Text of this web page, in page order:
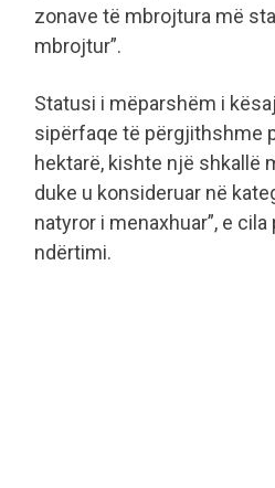
zonave të mbrojtura më
mbrojtur”.
Statusi i mëparshëm i
sipërfaqe të përgjithshme
hektarë, kishte një shkallë
duke u konsideruar në
natyror i menaxhuar”, e
ndërtimi.